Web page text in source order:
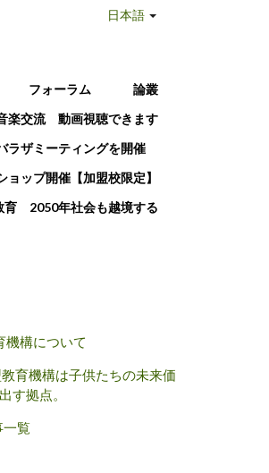
日本語
フォーラム
論叢
楽交流 動画視聴できます
ラザミーティングを開催
ップ開催【加盟校限定】
育 2050年社会も越境する
機構について
育機構は子供たちの未来価
す拠点。
一覧